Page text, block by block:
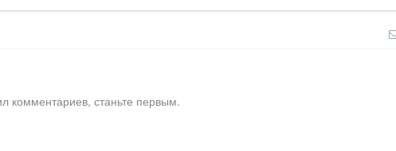
комментариев, станьте первым.